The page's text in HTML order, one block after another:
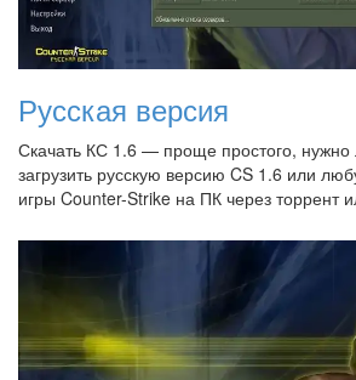
Русская версия
Скачать КС 1.6 — проще простого, нужно
загрузить русскую версию CS 1.6 или
игры Counter-Strike на ПК через торрент